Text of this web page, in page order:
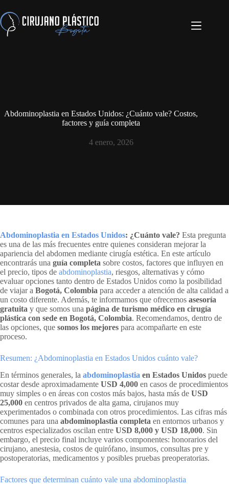
Abdominoplastia en Estados Unidos: ¿Cuánto vale? Costos,
factores y guía completa
4 enero, 2026
Abdominoplastia en Estados Unidos: ¿Cuánto vale? Esta pregunta
es una de las más frecuentes entre quienes consideran mejorar la
apariencia del abdomen mediante cirugía estética. En este artículo
encontrarás una guía completa sobre costos, factores que influyen en
el precio, tipos de abdominoplastia, riesgos, alternativas y cómo
evaluar opciones tanto dentro de Estados Unidos como la posibilidad
de viajar a Bogotá, Colombia para acceder a atención de alta calidad a
un costo diferente. Además, te informamos que ofrecemos asesoría
gratuita y que somos una página de turismo médico en cirugía
plástica con sede en Bogotá, Colombia. Recomendamos, dentro de
las opciones, que somos los mejores para acompañarte en este
proceso.
Resumen: ¿Abdominoplastia en Estados Unidos cuánto vale?
En términos generales, la abdominoplastia en Estados Unidos puede
costar desde aproximadamente USD 4,000 en casos de procedimientos
muy simples o en áreas con costos más bajos, hasta más de USD
25,000 en centros privados de alta gama, cirujanos muy
experimentados o combinada con otros procedimientos. Las cifras más
comunes para una abdominoplastia completa en entornos urbanos y
centros especializados oscilan entre USD 8,000 y USD 18,000. Sin
embargo, el precio final incluye varios componentes: honorarios del
cirujano, anestesia, costos de quirófano, insumos, consultas pre y
postoperatorias, medicamentos y posibles pruebas preoperatorias.
Factores que determinan cuánto vale una abdominoplastia